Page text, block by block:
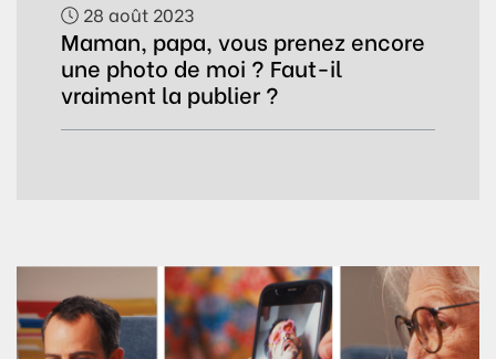
28 août 2023
Maman, papa, vous prenez encore
une photo de moi ? Faut-il
vraiment la publier ?